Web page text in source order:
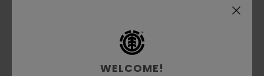
5/5
WELCOME!